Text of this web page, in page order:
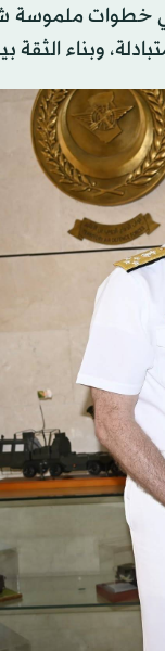
في خطوات
وبناء الثقة